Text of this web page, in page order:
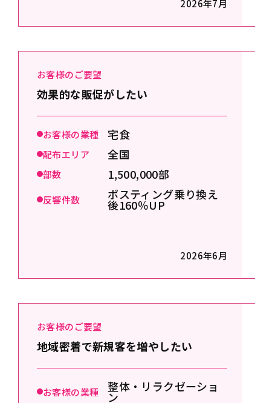
2026年7月
お客様のご要望
効果的な販促がしたい
お客様の業種 宅食
配布エリア 全国
部数 1,500,000部
反響件数 ポスティング乗り換え
後160％UP
2026年6月
お客様のご要望
地域密着で新規客を増やしたい
お客様の業種 整体・リラクゼーショ
ン